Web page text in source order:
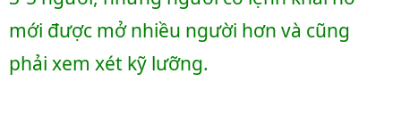
mới được mở nhiều người hơn và cũng
phải xem xét kỹ lưỡng.